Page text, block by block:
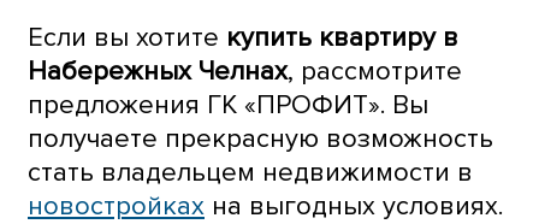
Если вы хотите купить квартиру в
Набережных Челнах, рассмотрите
предложения ГК «ПРОФИТ». Вы
получаете прекрасную возможность
стать владельцем недвижимости в
новостройках на выгодных условиях.